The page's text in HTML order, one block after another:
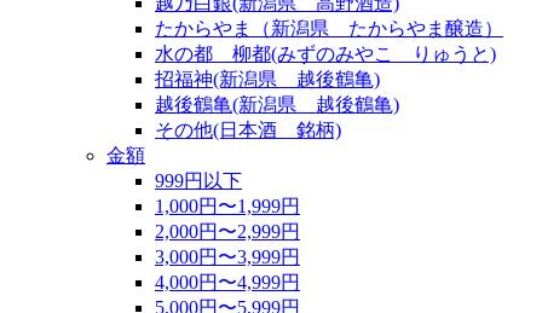
たからやま（新潟県 たからやま醸造）
水の都 柳都(みずのみやこ りゅうと)
招福神(新潟県 越後鶴亀)
越後鶴亀(新潟県 越後鶴亀)
その他(日本酒 銘柄)
金額
999円以下
1,000円〜1,999円
2,000円〜2,999円
3,000円〜3,999円
4,000円〜4,999円
5,000円〜5,999円